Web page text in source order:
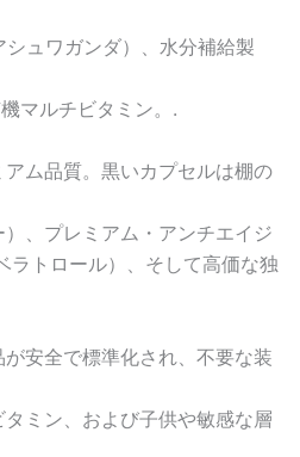
ュワガンダ）、水分補給製
マルチビタミン。.
ム品質。黒いカプセルは棚の
、プレミアム・アンチエイジ
ラトロール）、そして高価な独
安全で標準化され、不要な装
ミン、および子供や敏感な層